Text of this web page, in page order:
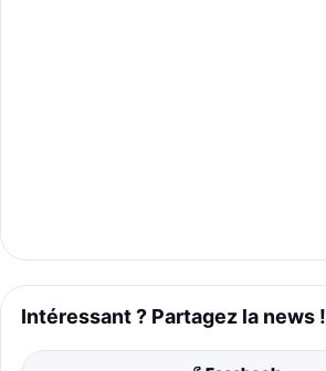
Intéressant ? Partagez la news !